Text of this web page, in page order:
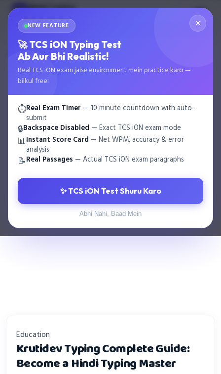
×
NEW FEATURE
🚀 TCS iON Typing Test
Ab Aur Bhi Realistic!
Real TCS iON exam jaise environment mein practice karo —
bilkul free!
⏱️Real Exam Timer — 10 minute countdown with auto-
submit
🔒Backspace Disabled — Exact TCS iON exam mode
📊Instant Score Card — Net WPM, accuracy & error
analysis
📝Real Passages — Actual TCS iON exam paragraphs
✨ TCS iON Test Shuru Karo
Abhi Nahi, Baad Mein
MT Multi Typing
🌙
Home › Blog › Krutidev Typing Complete Guide: Become a Hind…
Education
Krutidev Typing Complete Guide:
Become a Hindi Typing Master